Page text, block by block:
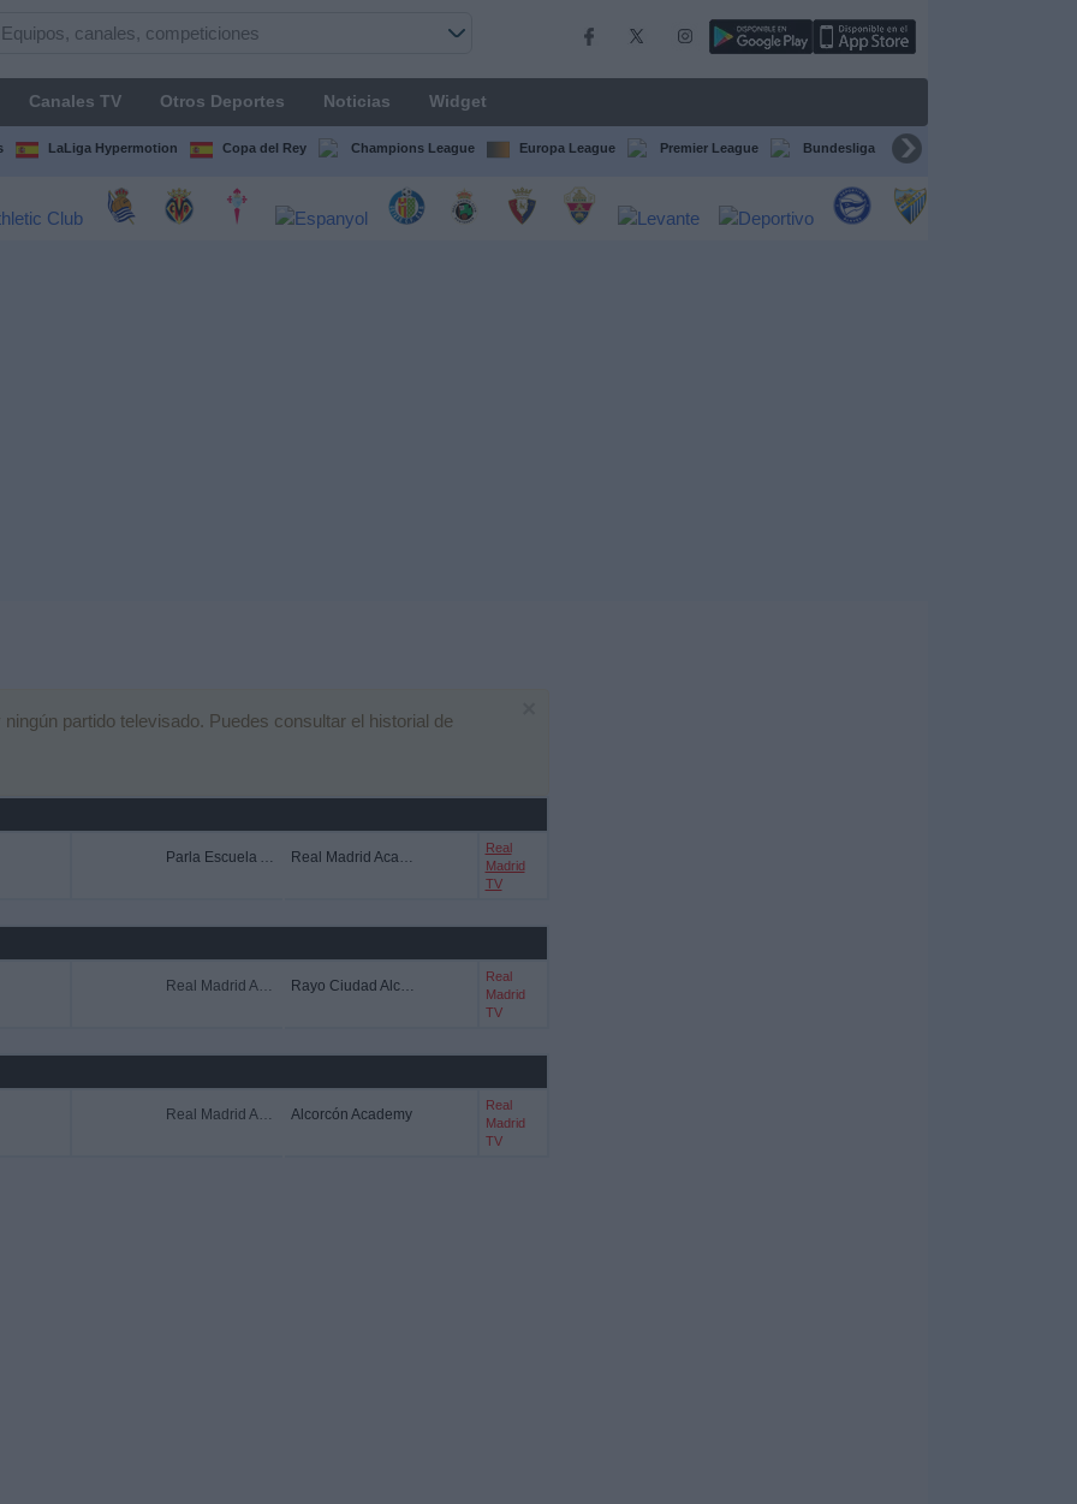
Canales TV Otros Deportes Noticias Widget
LaLiga Hypermotion Copa del Rey Champions League Europa League Premier League Bundesliga Supercopa de España
partido televisado. Puedes consultar el historial de
Parla Escuela Academy Real Madrid Academy
Real
Madrid
TV
Real Madrid Academy Rayo Ciudad Alcobendas Academy
Real
Madrid
TV
Real Madrid Academy Alcorcón Academy
Real
Madrid
TV